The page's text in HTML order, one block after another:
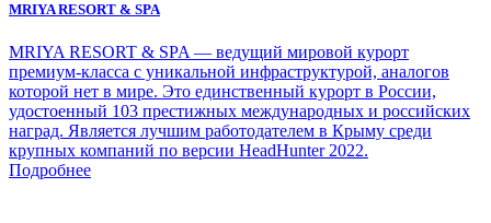
MRIYA RESORT & SPA
MRIYA RESORT & SPA — ведущий мировой курорт
премиум-класса с уникальной инфраструктурой, аналогов
которой нет в мире. Это единственный курорт в России,
удостоенный 103 престижных международных и российских
наград. Является лучшим работодателем в Крыму среди
крупных компаний по версии HeadHunter 2022.
Подробнее